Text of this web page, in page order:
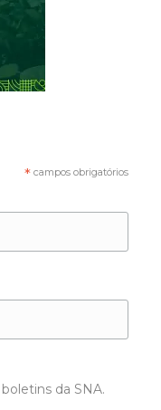
* campos obrigatórios
da SNA.